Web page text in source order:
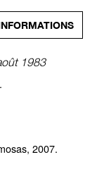
1983
2007.